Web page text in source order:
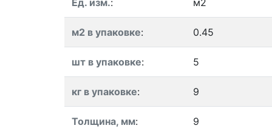
Ед. изм.: м2
м2 в упаковке: 0.45
шт в упаковке: 5
кг в упаковке: 9
Толщина, мм: 9